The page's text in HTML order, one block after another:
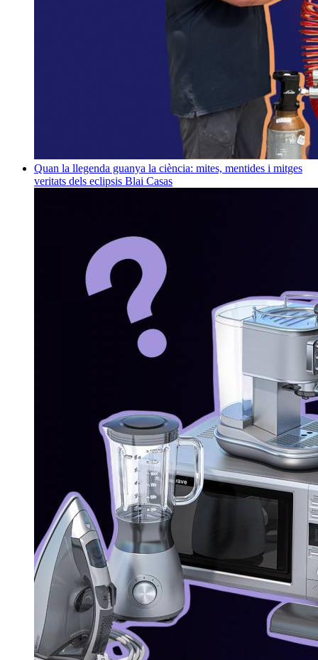
Quan la llegenda guanya la ciència: mites, mentides i mitges
veritats dels eclipsis Blai Casas